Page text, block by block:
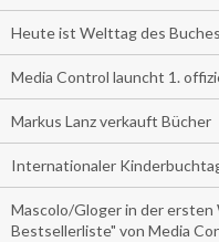
Heute ist Welttag des
Media Control launcht 1.
Markus Lanz verkauft Bücher
Internationaler
Mascolo/Gloger in der ersten
Bestsellerliste" von Media